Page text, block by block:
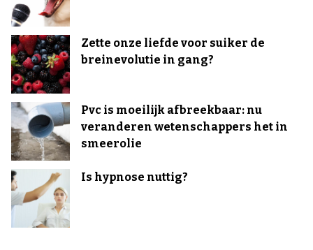
Zette onze liefde voor suiker de
breinevolutie in gang?
Pvc is moeilijk afbreekbaar: nu
veranderen wetenschappers het in
smeerolie
Is hypnose nuttig?